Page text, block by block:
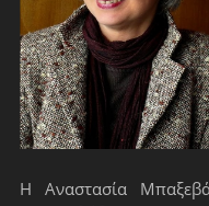
H Αναστασία